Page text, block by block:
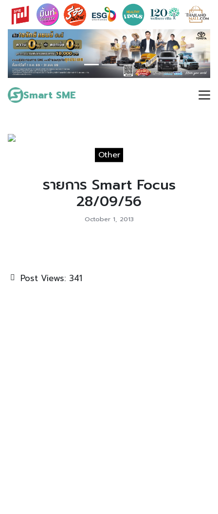
Skip
content
Smart SME
Search
for:
Other
รายการ Smart Focus
28/09/56
October 1, 2013
Post Views: 341